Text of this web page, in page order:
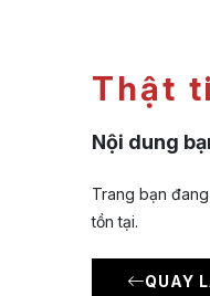
Thật
Nội dung
Trang bạn
tồn tại.
QUAY